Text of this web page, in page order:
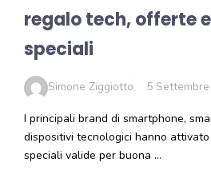
regalo tech, offerte
speciali
Simone Ziggiotto 5
I principali brand di smartphone,
dispositivi tecnologici hanno
speciali valide per buona …